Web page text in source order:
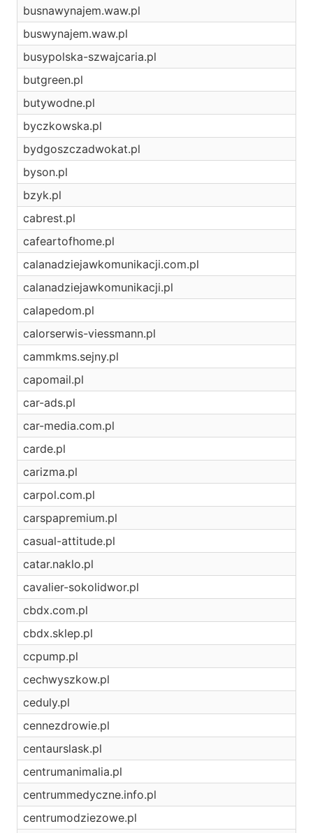
busnawynajem.waw.pl
buswynajem.waw.pl
busypolska-szwajcaria.pl
butgreen.pl
butywodne.pl
byczkowska.pl
bydgoszczadwokat.pl
byson.pl
bzyk.pl
cabrest.pl
cafeartofhome.pl
calanadziejawkomunikacji.com.pl
calanadziejawkomunikacji.pl
calapedom.pl
calorserwis-viessmann.pl
cammkms.sejny.pl
capomail.pl
car-ads.pl
car-media.com.pl
carde.pl
carizma.pl
carpol.com.pl
carspapremium.pl
casual-attitude.pl
catar.naklo.pl
cavalier-sokolidwor.pl
cbdx.com.pl
cbdx.sklep.pl
ccpump.pl
cechwyszkow.pl
ceduly.pl
cennezdrowie.pl
centaurslask.pl
centrumanimalia.pl
centrummedyczne.info.pl
centrumodziezowe.pl